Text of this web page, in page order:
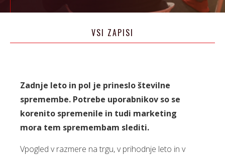
VSI ZAPISI
Zadnje leto in pol je prineslo številne
spremembe. Potrebe uporabnikov so se
korenito spremenile in tudi marketing
mora tem spremembam slediti.
Vpogled v razmere na trgu, v prihodnje leto in v